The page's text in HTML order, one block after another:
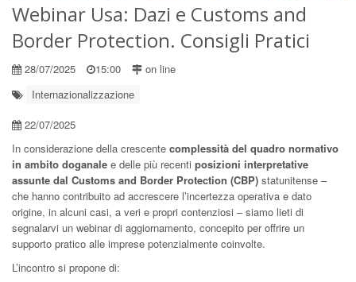
Webinar Usa: Dazi e Customs and
Border Protection. Consigli Pratici
28/07/2025 15:00
on line
Internazionalizzazione
22/07/2025
In considerazione della crescente complessità del quadro normativo
in ambito doganale e delle più recenti posizioni interpretative
assunte dal Customs and Border Protection (CBP) statunitense –
che hanno contribuito ad accrescere l’incertezza operativa e dato
origine, in alcuni casi, a veri e propri contenziosi – siamo lieti di
segnalarvi un webinar di aggiornamento, concepito per offrire un
supporto pratico alle imprese potenzialmente coinvolte.
L’incontro si propone di: